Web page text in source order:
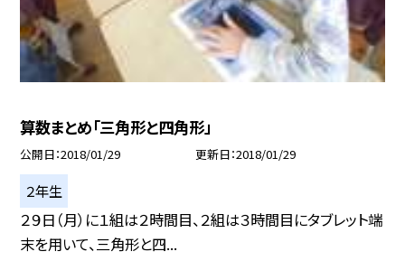
算数まとめ「三角形と四角形」
公開日 2018/01/29 更新日 2018/01/29
２年生
２９日（月）に１組は２時間目、２組は３時間目にタブレット端
末を用いて、三角形と四...